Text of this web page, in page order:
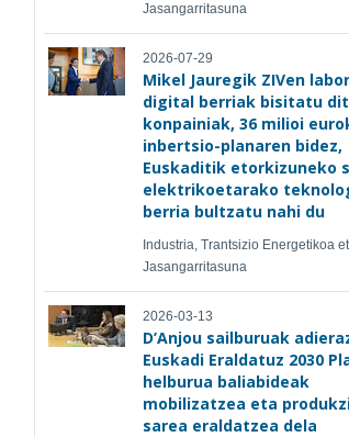
Jasangarritasuna
2026-07-29
Mikel Jauregik ZIVen
digital berriak bisitatu
konpainiak, 36 milioi
inbertsio-planaren bidez,
Euskaditik etorkizuneko
elektrikoetarako
berria bultzatu nahi du
Industria, Trantsizio Energetikoa
Jasangarritasuna
2026-03-13
D’Anjou sailburuak
Euskadi Eraldatuz 2030
helburua baliabideak
mobilizatzea eta
sarea eraldatzea dela